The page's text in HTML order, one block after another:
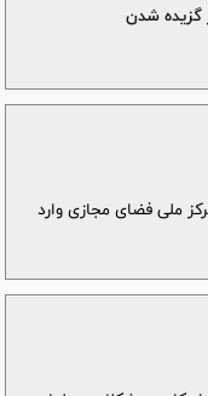
گزیده شدن
ملی فضای مجازی وارد